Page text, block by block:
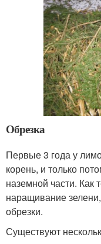
Обрезка
Первые 3 года у
корень, и только
наземной части. Как
наращивание
обрезки.
Существуют